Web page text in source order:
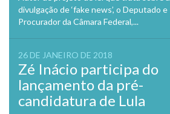
divulgação de ‘fake news’, o Deputado e
Procurador da Câmara Federal,...
26 DE JANEIRO DE 2018
Zé Inácio participa do
lançamento da pré-
candidatura de Lula